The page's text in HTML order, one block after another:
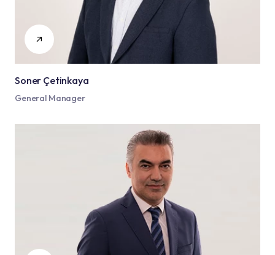
Soner Çetinkaya
General Manager